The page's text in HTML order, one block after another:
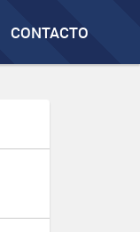
CONTACTO